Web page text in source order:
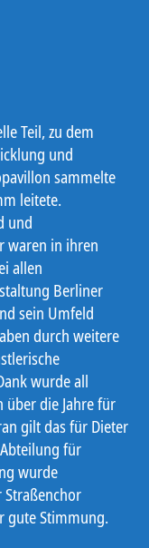
Teil, zu dem
und
sammelte
leitete.
und
waren in ihren
allen
Berliner
sein Umfeld
durch weitere
wurde all
über die Jahre für
gilt das für Dieter
für
wurde
gute Stimmung.